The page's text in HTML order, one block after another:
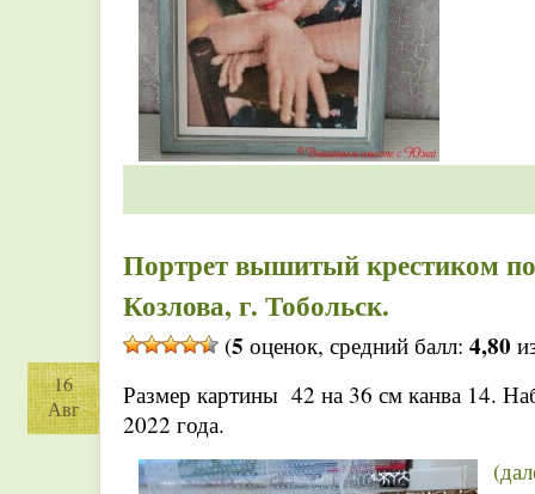
Портрет вышитый крестиком
Козлова, г. Тобольск.
(5 оценок, средний балл: 4,80
16
Авг
Размер картины 42 на 36 см канва 14.
2022 года.